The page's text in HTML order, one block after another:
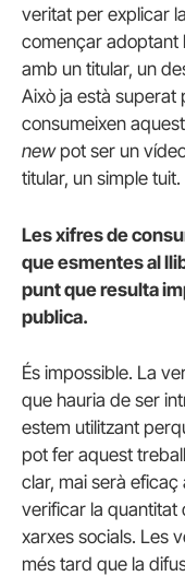
veritat per explicar
començar adoptant
amb un titular, un
Això ja està superat
consumeixen
newpot ser un
titular, un simple
Les xifres de
que esmentes al
punt que resulta
publica.
És impossible. La
que hauria de ser
estem utilitzant
pot fer aquest
clar, mai serà eficaç
verificar la quantitat
xarxes socials. Les
més tard que la